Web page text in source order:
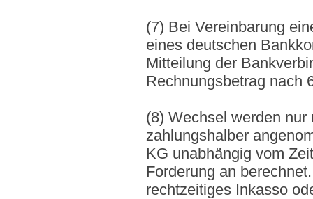
(7) Bei Vereinbarung
eines deutschen
Mitteilung der
Rechnungsbetrag nach
(8) Wechsel werden
zahlungshalber
KG unabhängig vom
Forderung an
rechtzeitiges Inkasso